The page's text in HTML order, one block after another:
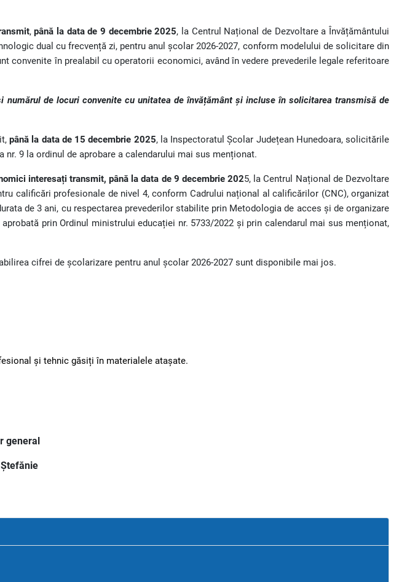
,până la data de 9 decembrie 2025, la Centrul Național de Dezvoltare a Învățământului
dual cu frecvență zi, pentru anul școlar 2026-2027, conform modelului de solicitare din
convenite în prealabil cu operatorii economici, având în vedere prevederile legale referitoare
de locuri convenite cu unitatea de învățământ și incluse în solicitarea transmisă de
până la data de 15 decembrie 2025, la Inspectoratul Școlar Județean Hunedoara, solicitările
9 la ordinul de aprobare a calendarului mai sus menționat.
interesați transmit, până la data de 9 decembrie 2025, la Centrul Național de Dezvoltare
calificări profesionale de nivel 4, conform Cadrului național al calificărilor (CNC), organizat
de 3 ani, cu respectarea prevederilor stabilite prin Metodologia de acces și de organizare
prin Ordinul ministrului educației nr. 5733/2022 și prin calendarul mai sus menționat,
cifrei de școlarizare pentru anul școlar 2026-2027 sunt disponibile mai jos.
și tehnic găsiți în materialele atașate.
general